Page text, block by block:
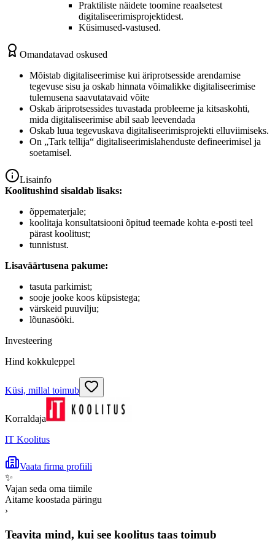
Praktiliste näidete toomine reaalsetest
digitaliseerimisprojektidest.
Küsimused-vastused.
Omandatavad oskused
Mõistab digitaliseerimise kui äriprotsesside arendamise
tegevuse sisu ja oskab hinnata võimalikke digitaliseerimise
tulemusena saavutatavaid võite
Oskab äriprotsessides tuvastada probleeme ja kitsaskohti,
mida digitaliseerimise abil saab leevendada
Oskab luua tegevuskava digitaliseerimisprojekti elluviimiseks.
On „Tark tellija“ digitaliseerimislahenduste defineerimisel ja
soetamisel.
Lisainfo
Koolitushind sisaldab lisaks:
õppematerjale;
koolitaja konsultatsiooni õpitud teemade kohta e-posti teel
pärast koolitust;
tunnistust.
Lisaväärtusena pakume:
tasuta parkimist;
sooje jooke koos küpsistega;
värskeid puuvilju;
lõunasööki.
Investeering
Hind kokkuleppel
Küsi, millal toimub
Korraldaja
IT Koolitus
Vaata firma profiili
✨
Vajan seda oma tiimile
Aitame koostada päringu
›
Teavita mind, kui see koolitus taas toimub